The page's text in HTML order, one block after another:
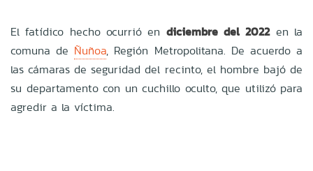
El fatídico hecho ocurrió en diciembre del 2022en la
comuna de Ñuñoa, Región Metropolitana. De acuerdo a
las cámaras de seguridad del recinto, el hombre bajó de
su departamento con un cuchillo oculto, que utilizó para
agredir a la víctima.